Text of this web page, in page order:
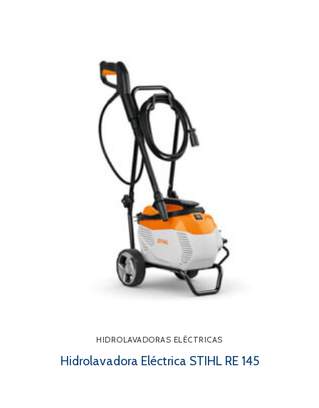
HIDROLAVADORAS ELÉCTRICAS
Hidrolavadora Eléctrica STIHL RE 145